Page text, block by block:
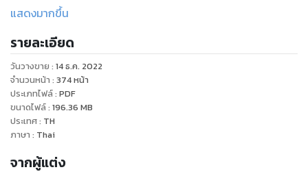
อันดับที่ 5 ของปาจรีย์ ปานขาว เจ้าของเพจอภินิหารเงินออม
ปัจจุบันมีผู้ติดตามใน Facebook มากกว่า 390,000 คน เนื้อหา
ภายในรวบรวมมาจากบทความที่เขียนในเพจอภินิหารเงินออม
ตั้งแต่ช่วงกลางปี 2564 – ก.ย. 2565 แล้วนำมาเรียบเรียงใหม่ มี
ส่วนผสมระหว่างหลักการทางการเงินและตัวอย่างในชีวิตจริง เพื่อ
ทำให้เห็นภาพชัดเจนและสามารถนำไปประยุกต์ใช้ในชีวิตประจำวัน
แสดงมากขึ้น
รายละเอียด
วันวางขาย : 14 ธ.ค. 2022
จำนวนหน้า : 374หน้า
ประเภทไฟล์: PDF
ขนาดไฟล์: 196.36 MB
ประเทศ: TH
ภาษา : Thai
จากผู้แต่ง